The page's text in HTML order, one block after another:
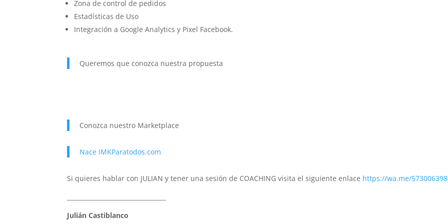
Zona de control de pedidos
Estadísticas de Uso
Integración a Google Analytics y Pixel Facebook.
Queremos que conozca nuestra propuesta
Conozca nuestro Marketplace
Nace IMKParatodos.com
Si quieres hablar con JULIAN y tener una sesión de COACHING visita el siguiente enlace https://wa.me/
Julián Castiblanco